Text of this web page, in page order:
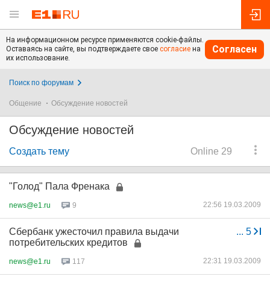
На информационном ресурсе применяются cookie-файлы.
Оставаясь на сайте, вы подтверждаете свое согласие на
их использование.
Согласен
Поиск по форумам
Общение Обсуждение новостей
Обсуждение новостей
Online 29
Создать тему
"Голод" Пала Френака
news@e1.ru 9 22:56 19.03.2009
... 5
Сбербанк ужесточил правила выдачи
потребительских кредитов
news@e1.ru 117 22:31 19.03.2009